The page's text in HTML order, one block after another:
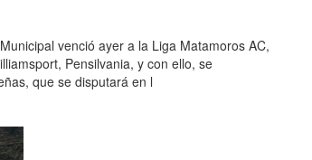
venció ayer a la Liga Matamoros AC,
Pensilvania, y con ello, se
que se disputará en l